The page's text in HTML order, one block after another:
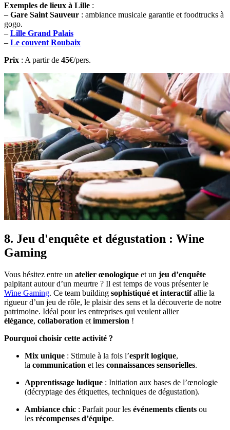
Exemples de lieux à Lille :
– Gare Saint Sauveur : ambiance musicale garantie et foodtrucks à
gogo.
– Lille Grand Palais
– Le couvent Roubaix
Prix : A partir de 45€/pers.
8. Jeu d'enquête et dégustation : Wine
Gaming
Vous hésitez entre un atelier œnologique et un jeu d’enquête
palpitant autour d’un meurtre ? Il est temps de vous présenter le
Wine Gaming. Ce team building sophistiqué et interactifallie la
rigueur d’un jeu de rôle, le plaisir des sens et la découverte de notre
patrimoine. Idéal pour les entreprises qui veulent allier
élégance, collaboration et immersion !
Pourquoi choisir cette activité ?
Mix unique : Stimule à la fois l’esprit logique,
la communication et les connaissances sensorielles.
Apprentissage ludique : Initiation aux bases de l’œnologie
(décryptage des étiquettes, techniques de dégustation).
Ambiance chic : Parfait pour les événements clients ou
les récompenses d’équipe.